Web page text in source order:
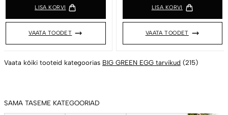
LISA KORVI
VAATA TOODET
LISA KORVI
VAATA TOODET
Vaata kõiki tooteid kategoorias BIG GREEN EGG tarvikud (215)
SAMA TASEME KATEGOORIAD